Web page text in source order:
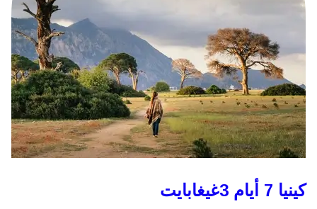
كينيا 7 أيام 3غيغابايت